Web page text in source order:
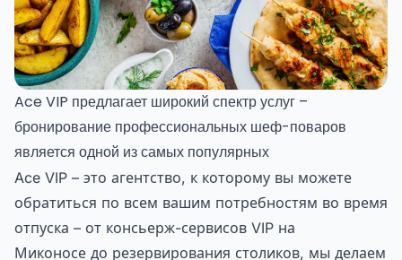
Ace VIP предлагает широкий спектр услуг –
бронирование профессиональных шеф-поваров
является одной из самых популярных
Ace VIP – это агентство, к которому вы можете
обратиться по всем вашим потребностям во время
отпуска – от консьерж-сервисов VIP на
Миконосе до резервирования столиков, мы делаем